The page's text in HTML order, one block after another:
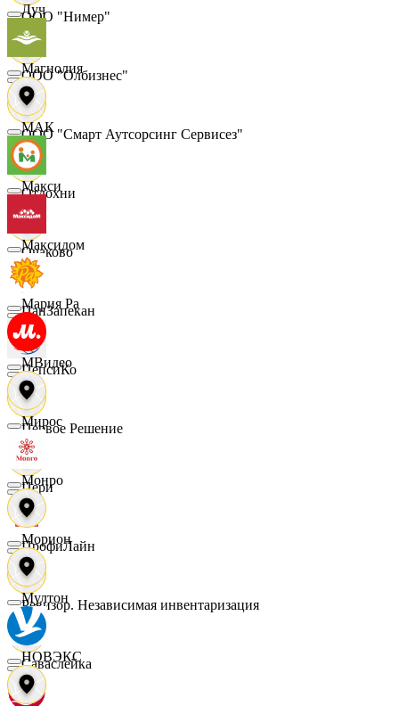
ООО "Нимер"
ООО "Олбизнес"
ООО "Смарт Аутсорсинг Сервисез"
Отдохни
Очаково
ПанЗапекан
ПепсиКо
Первое Решение
Пери
ПрофиЛайн
Ревизор. Независимая инвентаризация
Саваслейка
Луч
Магнолия
МАК
Макси
Максидом
Мария Ра
МВидео
Мирос
Монро
Морион
Мултон
НОВЭКС